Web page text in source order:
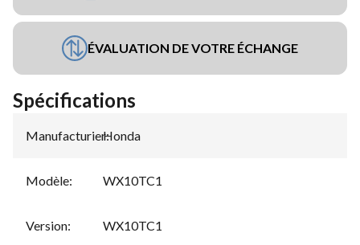
ÉVALUATION DE VOTRE ÉCHANGE
Spécifications
Manufacturier:
Honda
Modèle: WX10TC1
Version: WX10TC1